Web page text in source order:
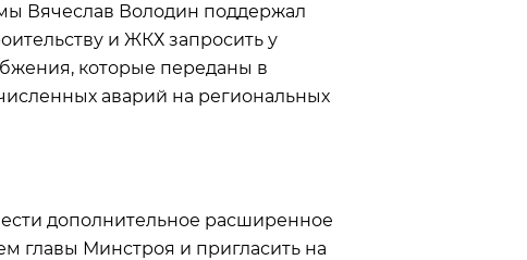
Вячеслав Володин поддержал
и ЖКХ запросить у
которые переданы в
аварий на региональных
дополнительное расширенное
главы Минстроя и пригласить на